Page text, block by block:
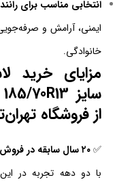
انتخابی مناسب برای
ایمنی، آرامش و
خانوادگی.
مزایای خرید
از فروشگاه
✅۲۰ سال سابقه در فروش و خدمات لاستیک
با دو دهه تجربه در